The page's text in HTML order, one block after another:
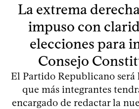
La extrema
impuso con
elecciones para
Consejo
El Partido Republicano
que más integrantes
encargado de redactar la